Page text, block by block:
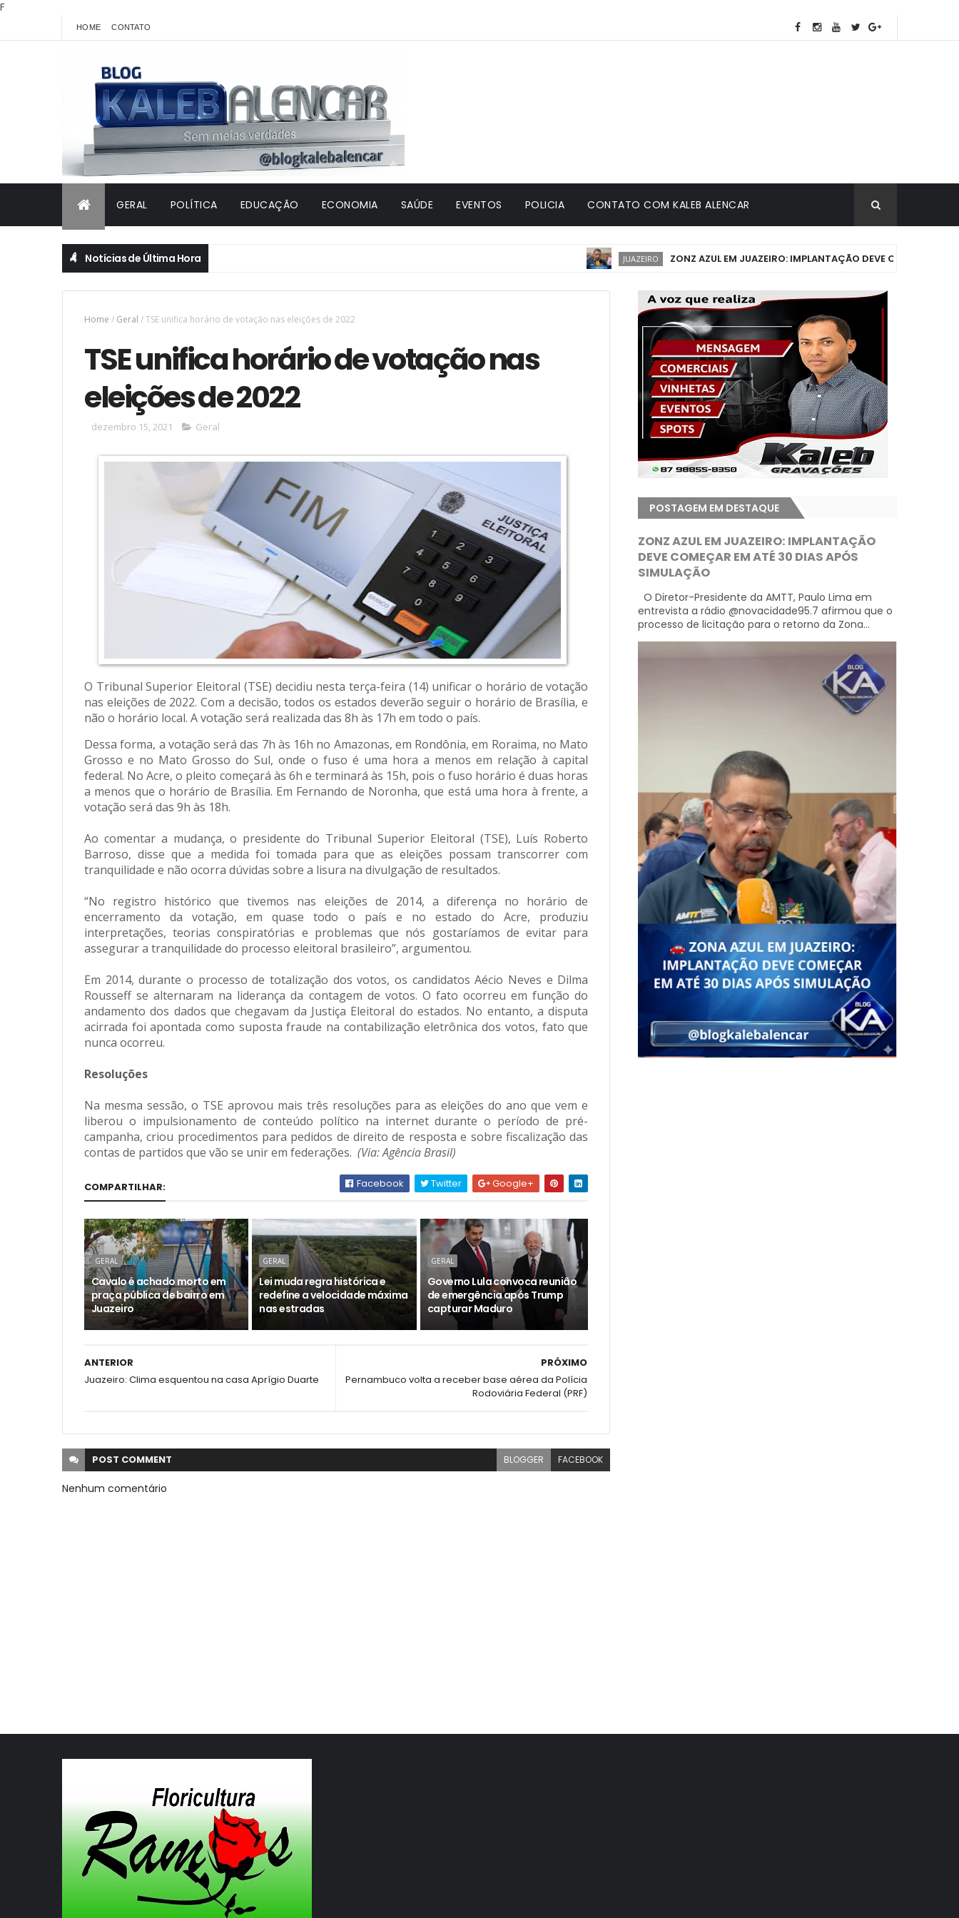
F
HOME CONTATO
GERAL POLÍTICA EDUCAÇÃO ECONOMIA SAÚDE EVENTOS POLICIA CONTATO COM KALEB ALENCAR
Notícias de Última Hora JUAZEIRO ZONZ AZUL EM JUAZEIRO: IMPLANTAÇÃO DEVE COMEÇAR EM ATÉ
Home / Geral /TSE unifica horário de votação nas eleições de 2022
TSE unifica horário de votação nas
eleições de 2022
dezembro 15, 2021 Geral
O Tribunal Superior Eleitoral (TSE) decidiu nesta terça-feira (14) unificar o horário de votação
nas eleições de 2022. Com a decisão, todos os estados deverão seguir o horário de Brasília, e
não o horário local. A votação será realizada das 8h às 17h em todo o país.
Dessa forma, a votação será das 7h às 16h no Amazonas, em Rondônia, em Roraima, no Mato
Grosso e no Mato Grosso do Sul, onde o fuso é uma hora a menos em relação à capital
federal. No Acre, o pleito começará às 6h e terminará às 15h, pois o fuso horário é duas horas
a menos que o horário de Brasília. Em Fernando de Noronha, que está uma hora à frente, a
votação será das 9h às 18h.
Ao comentar a mudança, o presidente do Tribunal Superior Eleitoral (TSE), Luís Roberto
Barroso, disse que a medida foi tomada para que as eleições possam transcorrer com
tranquilidade e não ocorra dúvidas sobre a lisura na divulgação de resultados.
“No registro histórico que tivemos nas eleições de 2014, a diferença no horário de
encerramento da votação, em quase todo o país e no estado do Acre, produziu
interpretações, teorias conspiratórias e problemas que nós gostaríamos de evitar para
assegurar a tranquilidade do processo eleitoral brasileiro”, argumentou.
Em 2014, durante o processo de totalização dos votos, os candidatos Aécio Neves e Dilma
Rousseff se alternaram na liderança da contagem de votos. O fato ocorreu em função do
andamento dos dados que chegavam da Justiça Eleitoral do estados. No entanto, a disputa
acirrada foi apontada como suposta fraude na contabilização eletrônica dos votos, fato que
nunca ocorreu.
Resoluções
Na mesma sessão, o TSE aprovou mais três resoluções para as eleições do ano que vem e
liberou o impulsionamento de conteúdo político na internet durante o período de pré-
campanha, criou procedimentos para pedidos de direito de resposta e sobre fiscalização das
contas de partidos que vão se unir em federações. (Via: Agência Brasil)
COMPARTILHAR: Facebook Twitter Google+
GERAL
Cavalo é achado morto em
praça pública de bairro em
Juazeiro
GERAL
Lei muda regra histórica e
redefine a velocidade máxima
nas estradas
GERAL
Governo Lula convoca reunião
de emergência após Trump
capturar Maduro
PRÓXIMO
Pernambuco volta a receber base aérea da Polícia
Rodoviária Federal (PRF)
ANTERIOR
Juazeiro: Clima esquentou na casa Aprígio Duarte
POST COMMENT BLOGGER FACEBOOK
Nenhum comentário
POSTAGEM EM DESTAQUE
ZONZ AZUL EM JUAZEIRO: IMPLANTAÇÃO
DEVE COMEÇAR EM ATÉ 30 DIAS APÓS
SIMULAÇÃO
O Diretor-Presidente da AMTT, Paulo Lima em
entrevista a rádio @novacidade95.7 afirmou que o
processo de licitação para o retorno da Zona...